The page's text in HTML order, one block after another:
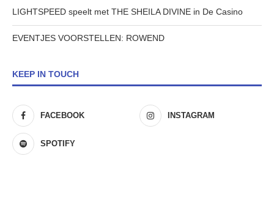
LIGHTSPEED speelt met THE SHEILA DIVINE in De Casino
EVENTJES VOORSTELLEN: ROWEND
KEEP IN TOUCH
FACEBOOK INSTAGRAM
SPOTIFY